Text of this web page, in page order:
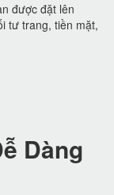
được đặt lên
tư trang, tiền mặt,
Dàng